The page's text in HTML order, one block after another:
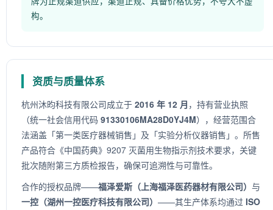
构。
资质与质量体系
杭州沐昀科技有限公司成立于 2016 年 12 月 ，持有营业执照
（统一社会信用代码 91330106MA28D0YJ4M），经营范围合
法涵盖「第一类医疗器械销售」及「实验分析仪器销售」。所售
产品符合《中国药典》9207 灭菌用生物指示剂技术要求，关键
批次随附第三方质检报告，确保可追溯性与可靠性。
合作的授权品牌——福泽爱斯（上海福泽医药器材有限公司） 与
一控（湖州一控医疗科技有限公司） ——其生产体系均通过 ISO